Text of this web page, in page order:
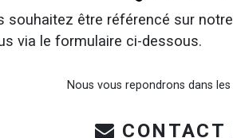
être référencé sur
via le formulaire ci-dessous.
Nous vous repondrons dans
CONTACT